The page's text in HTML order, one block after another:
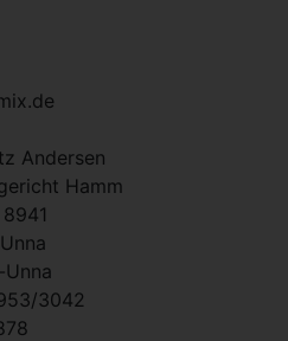
Andersen
Hamm
3042